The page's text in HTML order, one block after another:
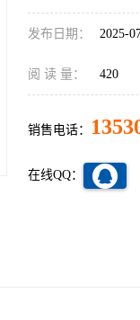
发布日期： 2025-
阅 读 量： 420
销售电话：
在线QQ：